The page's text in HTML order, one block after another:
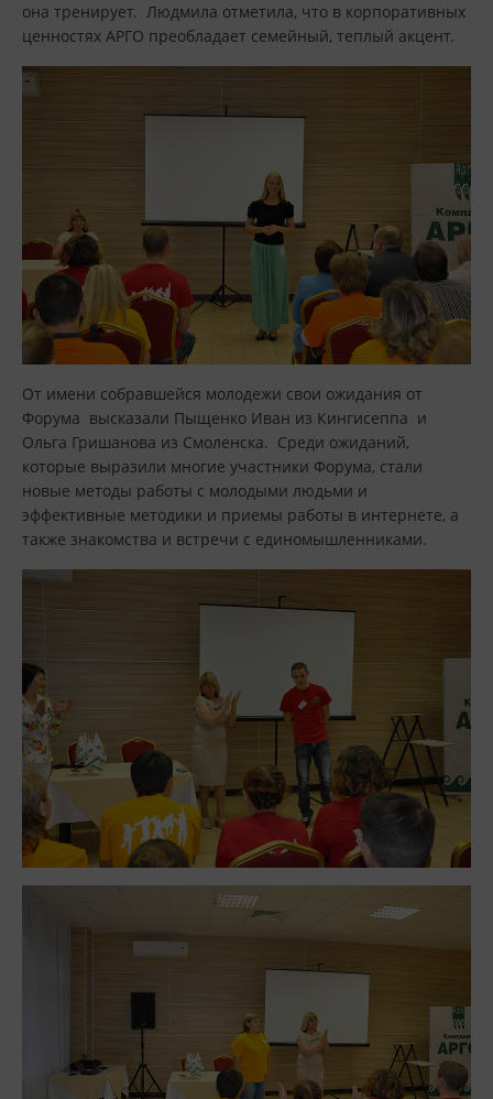
она тренирует. Людмила отметила, что в корпоративных
ценностях АРГО преобладает семейный, теплый акцент.
От имени собравшейся молодежи свои ожидания от
Форума высказали Пыщенко Иван из Кингисеппа и
Ольга Гришанова из Смоленска. Среди ожиданий,
которые выразили многие участники Форума, стали
новые методы работы с молодыми людьми и
эффективные методики и приемы работы в интернете, а
также знакомства и встречи с единомышленниками.